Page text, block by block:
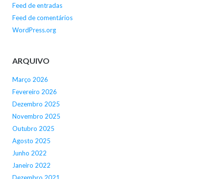
Feed de entradas
Feed de comentários
WordPress.org
ARQUIVO
Março 2026
Fevereiro 2026
Dezembro 2025
Novembro 2025
Outubro 2025
Agosto 2025
Junho 2022
Janeiro 2022